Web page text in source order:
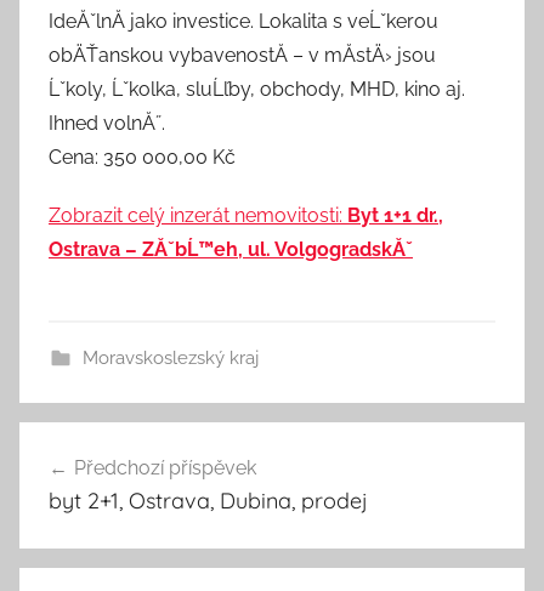
IdeĂˇlnĂ­ jako investice. Lokalita s veĹˇkerou
obÄŤanskou vybavenostĂ­ – v mĂ­stÄ› jsou
Ĺˇkoly, Ĺˇkolka, sluĹľby, obchody, MHD, kino aj.
Ihned volnĂ˝.
Cena: 350 000,00 Kč
Zobrazit celý inzerát nemovitosti: Byt 1+1 dr.,
Ostrava – ZĂˇbĹ™eh, ul. VolgogradskĂˇ
Moravskoslezský kraj
Navigace
pro
příspěvek
Předchozí příspěvek
byt 2+1, Ostrava, Dubina, prodej